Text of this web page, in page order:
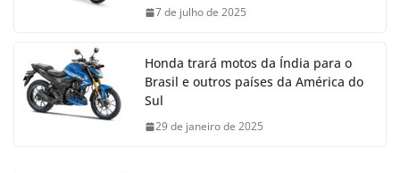
7 de julho de 2025
Honda trará motos da Índia para o
Brasil e outros países da América do
Sul
29 de janeiro de 2025